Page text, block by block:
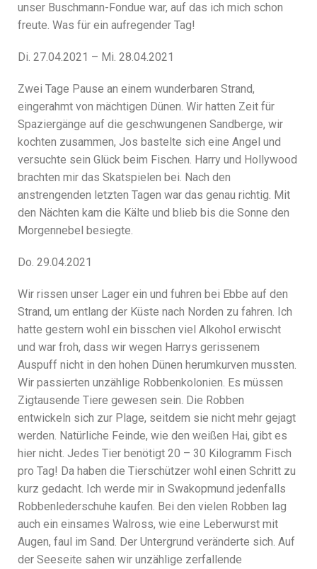
unser Buschmann-Fondue war, auf das ich mich schon
freute. Was für ein aufregender Tag!
Di. 27.04.2021 – Mi. 28.04.2021
Zwei Tage Pause an einem wunderbaren Strand,
eingerahmt von mächtigen Dünen. Wir hatten Zeit für
Spaziergänge auf die geschwungenen Sandberge, wir
kochten zusammen, Jos bastelte sich eine Angel und
versuchte sein Glück beim Fischen. Harry und Hollywood
brachten mir das Skatspielen bei. Nach den
anstrengenden letzten Tagen war das genau richtig. Mit
den Nächten kam die Kälte und blieb bis die Sonne den
Morgennebel besiegte.
Do. 29.04.2021
Wir rissen unser Lager ein und fuhren bei Ebbe auf den
Strand, um entlang der Küste nach Norden zu fahren. Ich
hatte gestern wohl ein bisschen viel Alkohol erwischt
und war froh, dass wir wegen Harrys gerissenem
Auspuff nicht in den hohen Dünen herumkurven mussten.
Wir passierten unzählige Robbenkolonien. Es müssen
Zigtausende Tiere gewesen sein. Die Robben
entwickeln sich zur Plage, seitdem sie nicht mehr gejagt
werden. Natürliche Feinde, wie den weißen Hai, gibt es
hier nicht. Jedes Tier benötigt 20 – 30 Kilogramm Fisch
pro Tag! Da haben die Tierschützer wohl einen Schritt zu
kurz gedacht. Ich werde mir in Swakopmund jedenfalls
Robbenlederschuhe kaufen. Bei den vielen Robben lag
auch ein einsames Walross, wie eine Leberwurst mit
Augen, faul im Sand. Der Untergrund veränderte sich. Auf
der Seeseite sahen wir unzählige zerfallende